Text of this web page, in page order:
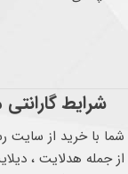
شرایط
شما با خرید از
از جمله هدلایت ،